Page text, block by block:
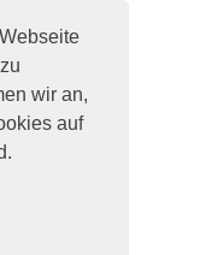
wir an,
auf